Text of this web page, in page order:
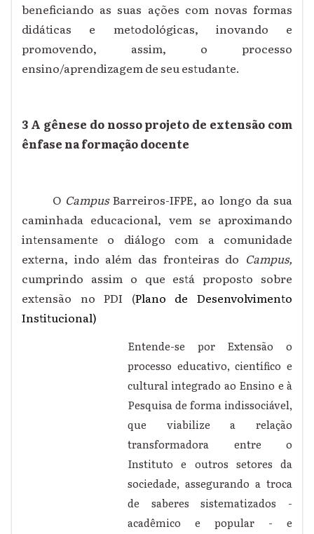
beneficiando as suas ações com novas formas
didáticas e metodológicas, inovando e
promovendo, assim, o processo
ensino/aprendizagem de seu estudante.
3 A gênese do nosso projeto de extensão com
ênfase na formação docente
O CampusBarreiros-IFPE, ao longo da sua
caminhada educacional, vem se aproximando
intensamente o diálogo com a comunidade
externa, indo além das fronteiras do Campus,
cumprindo assim o que está proposto sobre
extensão no PDI (Plano de Desenvolvimento
Institucional)
Entende-se por Extensão o
processo educativo, científico e
cultural integrado ao Ensino e à
Pesquisa de forma indissociável,
que viabilize a relação
transformadora entre o
Instituto e outros setores da
sociedade, assegurando a troca
de saberes sistematizados -
acadêmico e popular - e